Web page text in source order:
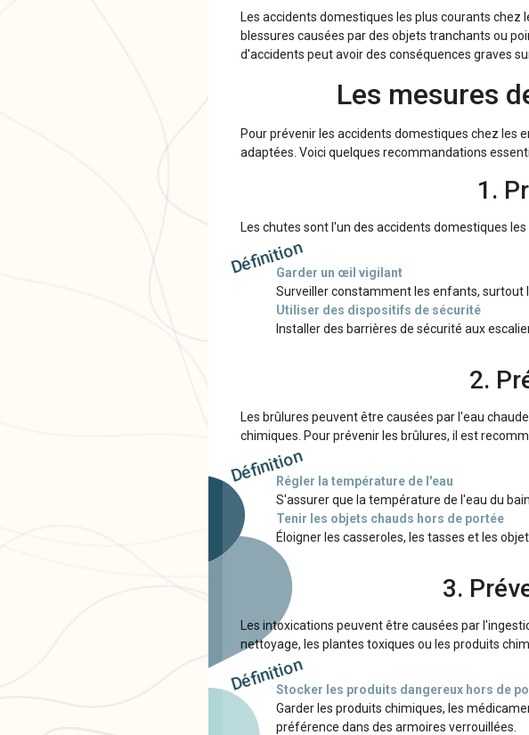
Les accidents domestiques les plus courants
blessures causées par des objets tranchants ou
d'accidents peut avoir des conséquences graves
Les mesures
Pour prévenir les accidents domestiques chez les
adaptées. Voici quelques recommandations
1.
Les chutes sont l'un des accidents domestiques
DéfinitionGarder un œil vigilant
Surveiller constamment les enfants, surtout
Utiliser des dispositifs de sécurité
Installer des barrières de sécurité aux
2.
Les brûlures peuvent être causées par l'eau
chimiques. Pour prévenir les brûlures, il est
DéfinitionRégler la température de l'eau
S'assurer que la température de l'eau du
Tenir les objets chauds hors de portée
Éloigner les casseroles, les tasses et les
3.
Les intoxications peuvent être causées par
nettoyage, les plantes toxiques ou les produits
DéfinitionStocker les produits dangereux hors de
Garder les produits chimiques, les
préférence dans des armoires verrouillées.